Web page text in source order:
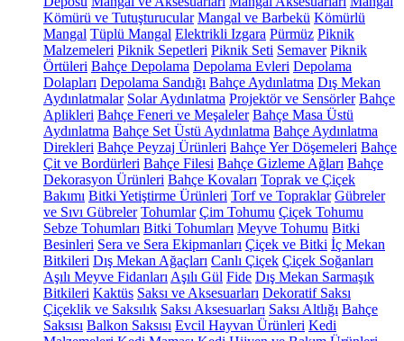
Kömürü ve Tutuşturucular Mangal ve Barbekü Kömürlü
Mangal Tüplü Mangal Elektrikli Izgara Pürmüz Piknik
Malzemeleri Piknik Sepetleri Piknik Seti Semaver Piknik
Örtüleri Bahçe Depolama Depolama Evleri Depolama
Dolapları Depolama Sandığı Bahçe Aydınlatma Dış Mekan
Aydınlatmalar Solar Aydınlatma Projektör ve Sensörler Bahçe
Aplikleri Bahçe Feneri ve Meşaleler Bahçe Masa Üstü
Aydınlatma Bahçe Set Üstü Aydınlatma Bahçe Aydınlatma
Direkleri Bahçe Peyzaj Ürünleri Bahçe Yer Döşemeleri Bahçe
Çit ve Bordürleri Bahçe Filesi Bahçe Gizleme Ağları Bahçe
Dekorasyon Ürünleri Bahçe Kovaları Toprak ve Çiçek
Bakımı Bitki Yetiştirme Ürünleri Torf ve Topraklar Gübreler
ve Sıvı Gübreler Tohumlar Çim Tohumu Çiçek Tohumu
Sebze Tohumları Bitki Tohumları Meyve Tohumu Bitki
Besinleri Sera ve Sera Ekipmanları Çiçek ve Bitki İç Mekan
Bitkileri Dış Mekan Ağaçları Canlı Çiçek Çiçek Soğanları
Aşılı Meyve Fidanları Aşılı Gül Fide Dış Mekan Sarmaşık
Bitkileri Kaktüs Saksı ve Aksesuarları Dekoratif Saksı
Çiçeklik ve Saksılık Saksı Aksesuarları Saksı Altlığı Bahçe
Saksısı Balkon Saksısı Evcil Hayvan Ürünleri Kedi